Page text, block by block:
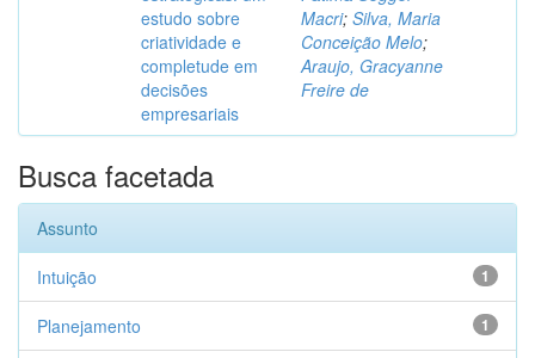
estudo sobre
criatividade e
completude em
decisões
empresariais
Macri; Silva, Maria
Conceição Melo;
Araujo, Gracyanne
Freire de
Busca facetada
Assunto
1
Intuição
1
Planejamento